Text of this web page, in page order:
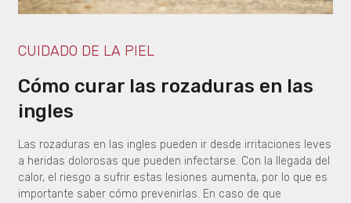
CUIDADO DE LA PIEL
Cómo curar las rozaduras en las
ingles
Las rozaduras en las ingles pueden ir desde irritaciones leves
a heridas dolorosas que pueden infectarse. Con la llegada del
calor, el riesgo a sufrir estas lesiones aumenta, por lo que es
importante saber cómo prevenirlas. En caso de que